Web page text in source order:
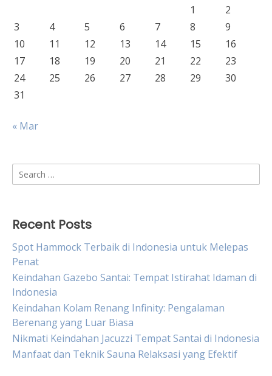
1
2
3
4 5 6 7 8
9
10
11 12 13 14 15
16
17
18 19 20 21 22
23
24
25 26 27 28 29
30
31
« Mar
Search
for:
Recent Posts
Spot Hammock Terbaik di Indonesia untuk Melepas
Penat
Keindahan Gazebo Santai: Tempat Istirahat Idaman di
Indonesia
Keindahan Kolam Renang Infinity: Pengalaman
Berenang yang Luar Biasa
Nikmati Keindahan Jacuzzi Tempat Santai di Indonesia
Manfaat dan Teknik Sauna Relaksasi yang Efektif